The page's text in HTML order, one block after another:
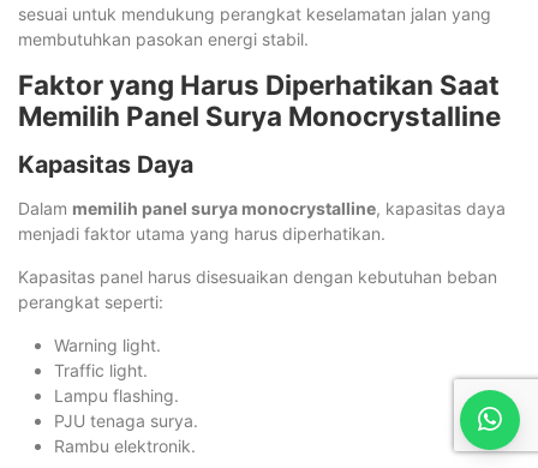
sesuai untuk mendukung perangkat keselamatan jalan yang
membutuhkan pasokan energi stabil.
Faktor yang Harus Diperhatikan Saat
Memilih Panel Surya Monocrystalline
Kapasitas Daya
Dalam memilih panel surya monocrystalline, kapasitas daya
menjadi faktor utama yang harus diperhatikan.
Kapasitas panel harus disesuaikan dengan kebutuhan beban
perangkat seperti:
Warning light.
Traffic light.
Lampu flashing.
PJU tenaga surya.
Rambu elektronik.